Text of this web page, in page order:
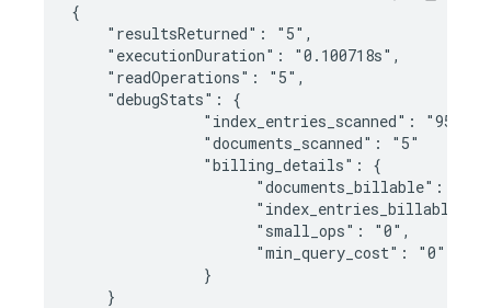
{
    "resultsReturned": "5",
    "executionDuration": "0.100718s",
    "readOperations": "5",
    "debugStats": {
"index_entries_scanned":
               "documents_scanned": "5"
               "billing_details": {
                     "documents_billable": "5",
"index_entries_billable":
                     "small_ops": "0",
                     "min_query_cost": "0",
               }
    }